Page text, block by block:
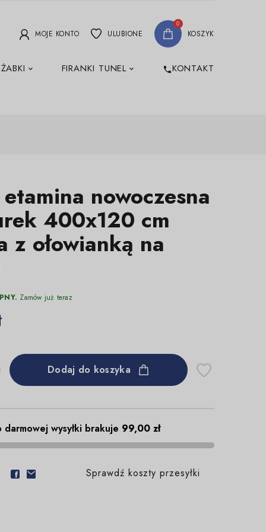
MOJE KONTO ULUBIONE
0
KOSZYK
FIRANKI TUNEL phoneKONTAKT
nowoczesna
400x120 cm
z ołowianką na
Zamów już teraz
Dodaj do koszyka
darmowej wysyłki brakuje 99,00 zł
Sprawdź koszty przesyłki